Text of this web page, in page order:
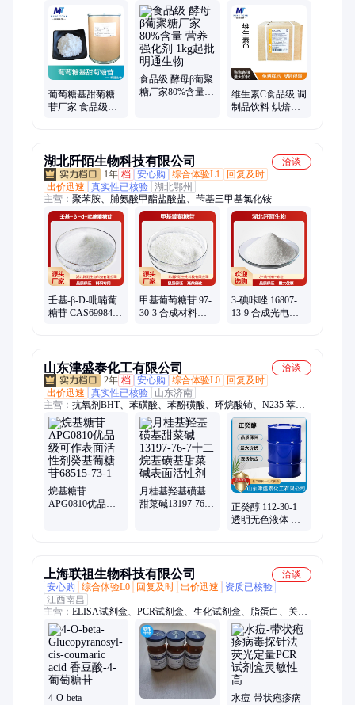
家、果胶、海藻酸钠、结冷胶、卡拉胶、抗性糊精、可得然胶、
明胶、魔芋粉、琼脂、羧甲基纤维素钠、阿斯巴甜、安赛蜜、赤
藓糖醇、低聚半乳糖、低聚果糖、低聚木糖、低聚异麦芽糖、核
糖、木糖、阿拉伯糖、菊粉、麦芽糖醇
葡萄糖基甜菊糖
苷厂家 食品级甜
食品级 酵母β葡聚
糖厂家80%含量
维生素C食品级 调
制品饮料 烘焙糕
湖北阡陌生物科技有限公司
洽谈
1年 档 安心购 综合体验L1
回复及时
出价迅速
真实性已核验 湖北鄂州
主营： 聚苯胺、脯氨酸甲酯盐酸盐、苄基三甲基氯化铵
壬基-β-D-吡喃葡
糖苷 CAS69984-
甲基葡萄糖苷 97-
30-3 合成材料助
3-碘咔唑 16807-
13-9 合成光电材
山东津盛泰化工有限公司
洽谈
2年 档 安心购 综合体验L0
回复及时
出价迅速
真实性已核验
山东济南
主营： 抗氧剂BHT、苯磺酸、苯酚磺酸、环烷酸铈、N235 萃取
剂、C272萃取剂、均苯四甲酸二酐、对苯乙烯磺酸钠、氟化铝、
椰油酰胺丙基甜菜碱、甘油三苯甲酸酯
烷基糖苷
APG0810优品级
月桂基羟基磺基
甜菜碱13197-76-7
正癸醇 112-30-1
透明无色液体 纯
上海联祖生物科技有限公司
洽谈
安心购
综合体验L0 回复及时 出价迅速
资质已核验
江西南昌
主营： ELISA试剂盒、PCR试剂盒、生化试剂盒、脂蛋白、关基
因、亲环素、钾通道、列抗体、ntp溶液、蛋白酶、脑蛋白、病
毒抗、蛋白质、239抗体、dtt溶液、科研试剂
4-O-beta-
水痘-带状疱疹病